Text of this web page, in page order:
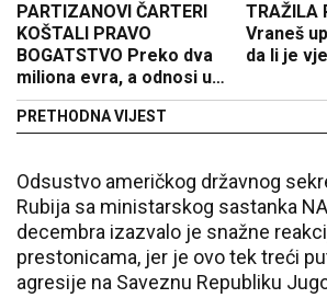
PARTIZANOVI ČARTERI
KOŠTALI PRAVO
BOGATSTVO Preko dva
miliona evra, a odnosi u
klubu pukli
PRETHODNA VIJEST
TRAŽILA
Vraneš
da li je
Odsustvo američkog državnog
Rubija sa ministarskog sastanka
decembra izazvalo je snažne
prestonicama, jer je ovo tek treći
agresije na Saveznu Republiku